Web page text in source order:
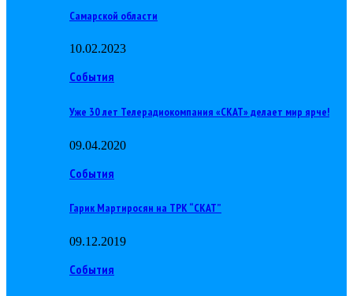
Самарской области
10.02.2023
События
Уже 30 лет Телерадиокомпания «СКАТ» делает мир ярче!
09.04.2020
События
Гарик Мартиросян на ТРК “СКАТ”
09.12.2019
События